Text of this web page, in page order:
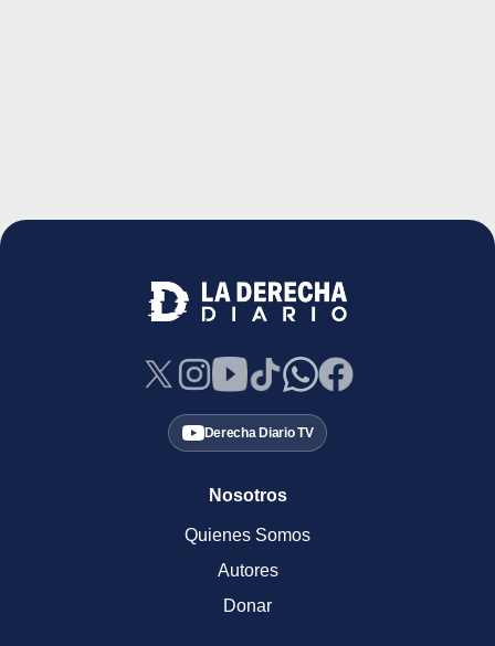
Derecha Diario TV
Nosotros
Quienes Somos
Autores
Donar